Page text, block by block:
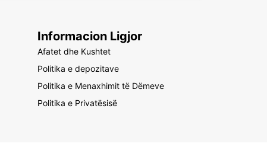
Informacion Ligjor
Afatet dhe Kushtet
Politika e depozitave
Politika e Menaxhimit të Dëmeve
Politika e Privatësisë